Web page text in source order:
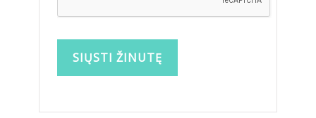
SIŲSTI ŽINUTĘ